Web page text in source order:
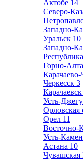
Актобе 14
Северо-
Западно-
Уральск 10
Западно-
Горно-
Карачаево-
Черкесск 3
Карачаевск
Усть-
Орловская
Орел 11
Восточно-
Усть-
Астана 10
Чувашская